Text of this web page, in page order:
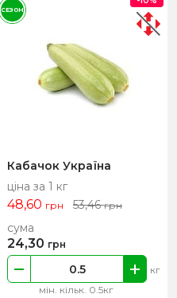
Кабачок Україна
ціна за 1 кг
48,60 грн 53,46грн
мін. кільк. 0.5кг
кг
сума
24,30 грн
СЕЗОН